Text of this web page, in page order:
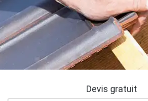
Devis gratuit